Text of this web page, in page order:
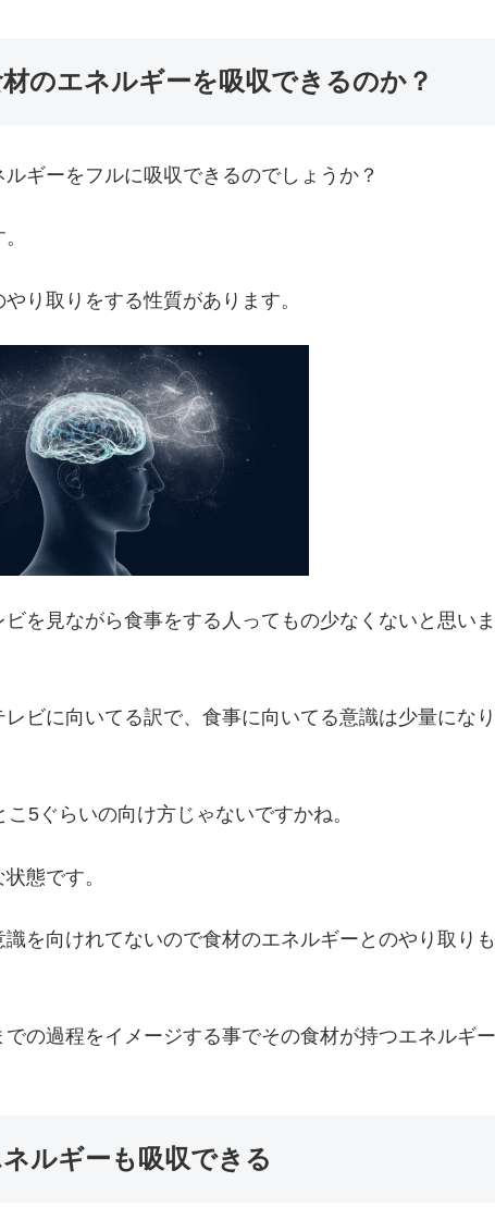
のエネルギーを吸収できるのか？
ギーをフルに吸収できるのでしょうか？
り取りをする性質があります。
を見ながら食事をする人ってもの少なくないと思いま
ビに向いてる訳で、食事に向いてる意識は少量にな
5ぐらいの向け方じゃないですかね。
態です。
を向けれてないので食材のエネルギーとのやり取り
の過程をイメージする事でその食材が持つエネルギ
ルギーも吸収できる